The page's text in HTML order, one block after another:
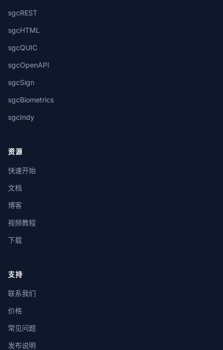
sgcREST
sgcHTML
sgcQUIC
sgcOpenAPI
sgcSign
sgcBiometrics
sgcIndy
资源
快速开始
文档
博客
视频教程
下载
支持
联系我们
价格
常见问题
发布说明